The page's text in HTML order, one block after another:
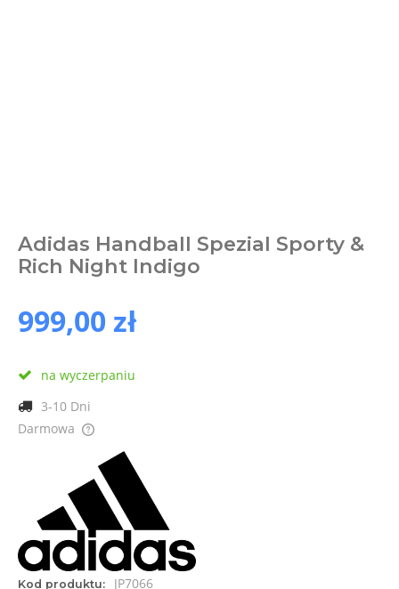
Adidas Handball Spezial Sporty &
Rich Night Indigo
999,00 zł
na wyczerpaniu
3-10 Dni
Darmowa
Cena nie zawiera ewentualnych kosztów płatności
Kod produktu: JP7066